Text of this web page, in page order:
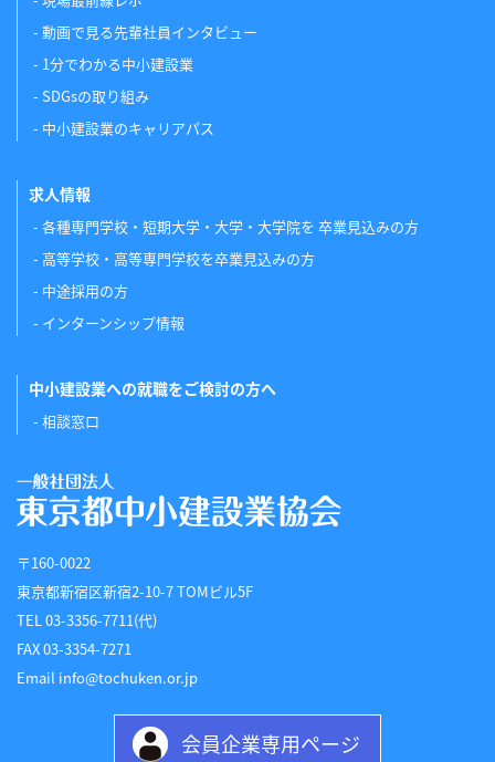
動画で見る先輩社員インタビュー
1分でわかる中小建設業
SDGsの取り組み
中小建設業のキャリアパス
求人情報
各種専門学校・短期大学・大学・大学院を 卒業見込みの方
高等学校・高等専門学校を卒業見込みの方
中途採用の方
インターンシップ情報
中小建設業への就職をご検討の方へ
相談窓口
〒160-0022
東京都新宿区新宿2-10-7 TOMビル5F
TEL 03-3356-7711(代)
FAX 03-3354-7271
Email info@tochuken.or.jp
会員企業専用ページ